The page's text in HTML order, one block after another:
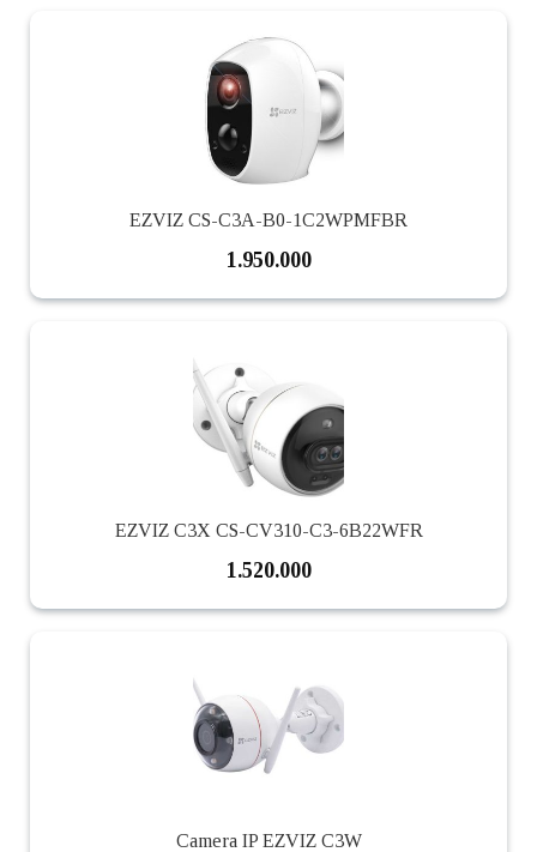
EZVIZ CS-C3A-B0-1C2WPMFBR
1.950.000
EZVIZ C3X CS-CV310-C3-6B22WFR
1.520.000
Camera IP EZVIZ C3W